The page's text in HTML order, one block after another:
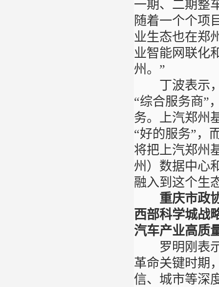
一期、二期整
随着一个个项
业生态也在郑
业智能网联化
州。”
丁波表示，
“综合服务商”
务。上汽郑州
“好的服务”，
将把上汽郑州
州）数据中心
融入到这个生
重庆市政
西部科学城战
汽车产业高质
罗明刚表示
革命关键时期
信、城市等深